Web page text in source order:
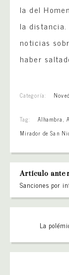
la del
la
noticias
haber
Categoría:
Tag: Alhambra
Mirador de San
Artículo
Sanciones por
La